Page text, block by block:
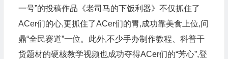
一号”的投稿作品《老司马的下饭利器》不仅抓住了
ACer们的心,更抓住了ACer们的胃,成功靠美食上位,问
鼎“全民赛道”一位。此外,不少手办制作教程、科普干
货题材的硬核教学视频也成功夺得ACer们的“芳心”,登